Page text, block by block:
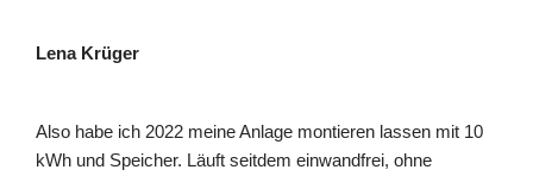
Lena Krüger
Also habe ich 2022 meine Anlage montieren lassen mit 10
kWh und Speicher. Läuft seitdem einwandfrei, ohne